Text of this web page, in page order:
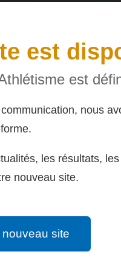
est
est
nous
les résultats,
nouveau site.
site